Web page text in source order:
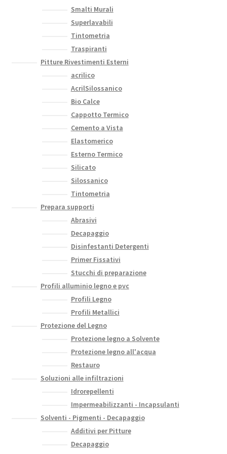
Smalti Murali
Superlavabili
Tintometria
Traspiranti
Pitture Rivestimenti Esterni
acrilico
AcrilSilossanico
Bio Calce
Cappotto Termico
Cemento a Vista
Elastomerico
Esterno Termico
Silicato
Silossanico
Tintometria
Prepara supporti
Abrasivi
Decapaggio
Disinfestanti Detergenti
Primer Fissativi
Stucchi di preparazione
Profili alluminio legno e pvc
Profili Legno
Profili Metallici
Protezione del Legno
Protezione legno a Solvente
Protezione legno all'acqua
Restauro
Soluzioni alle infiltrazioni
Idrorepellenti
Impermeabilizzanti - Incapsulanti
Solventi - Pigmenti - Decapaggio
Additivi per Pitture
Decapaggio